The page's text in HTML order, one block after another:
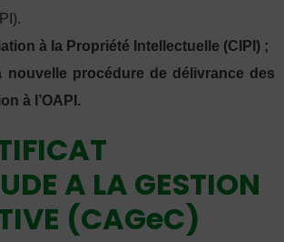
à la Propriété Intellectuelle (CIPI) ;
nouvelle procédure de délivrance des
à l’OAPI.
A LA GESTION
(CAGeC)